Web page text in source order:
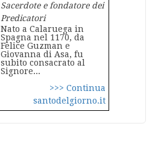
Sacerdote e fondatore dei
Predicatori
Nato a Calaruega in
Spagna nel 1170, da
Felice Guzman e
Giovanna di Asa, fu
subito consacrato al
Signore...
>>> Continua
santodelgiorno.it